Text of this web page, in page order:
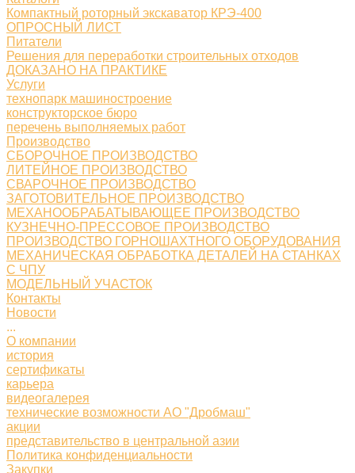
Компактный роторный экскаватор КРЭ-400
ОПРОСНЫЙ ЛИСТ
Питатели
Решения для переработки строительных отходов
ДОКАЗАНО НА ПРАКТИКЕ
Услуги
технопарк машиностроение
конструкторское бюро
перечень выполняемых работ
Производство
СБОРОЧНОЕ ПРОИЗВОДСТВО
ЛИТЕЙНОЕ ПРОИЗВОДСТВО
СВАРОЧНОЕ ПРОИЗВОДСТВО
ЗАГОТОВИТЕЛЬНОЕ ПРОИЗВОДСТВО
МЕХАНООБРАБАТЫВАЮЩЕЕ ПРОИЗВОДСТВО
КУЗНЕЧНО-ПРЕССОВОЕ ПРОИЗВОДСТВО
ПРОИЗВОДСТВО ГОРНОШАХТНОГО ОБОРУДОВАНИЯ
МЕХАНИЧЕСКАЯ ОБРАБОТКА ДЕТАЛЕЙ НА СТАНКАХ
С ЧПУ
МОДЕЛЬНЫЙ УЧАСТОК
Контакты
Новости
...
О компании
история
сертификаты
карьера
видеогалерея
технические возможности АО "Дробмаш"
акции
представительство в центральной азии
Политика конфиденциальности
Закупки